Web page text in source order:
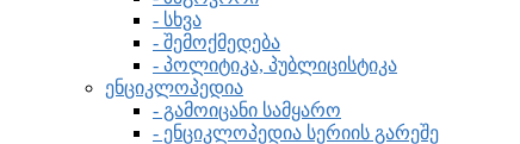
- სხვა
- შემოქმედება
- პოლიტიკა, პუბლიცისტიკა
ენციკლოპედია
- გამოიცანი სამყარო
- ენციკლოპედია სერიის გარეშე